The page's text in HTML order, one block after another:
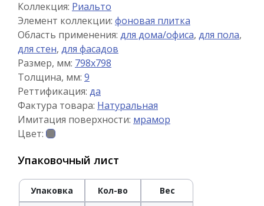
Коллекция: Риальто
Элемент коллекции: фоновая плитка
Область применения: для дома/офиса, для пола,
для стен, для фасадов
Размер, мм: 798x798
Толщина, мм: 9
Реттификация: да
Фактура товара: Натуральная
Имитация поверхности: мрамор
Цвет:
Упаковочный лист
Упаковка Кол-во Вес